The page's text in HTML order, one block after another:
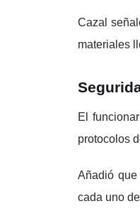
Cazal
materiales
El
protocolos
Añadió
cada uno